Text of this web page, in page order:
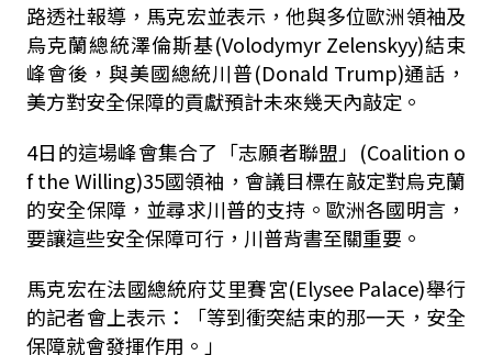
路透社報導，馬克宏並表示，他與多位歐洲領袖及
烏克蘭總統澤倫斯基(Volodymyr Zelenskyy)結束
峰會後，與美國總統川普(Donald Trump)通話，
美方對安全保障的貢獻預計未來幾天內敲定。
4日的這場峰會集合了「志願者聯盟」(Coalition o
f the Willing)35國領袖，會議目標在敲定對烏克蘭
的安全保障，並尋求川普的支持。歐洲各國明言，
要讓這些安全保障可行，川普背書至關重要。
馬克宏在法國總統府艾里賽宮(Elysee Palace)舉行
的記者會上表示：「等到衝突結束的那一天，安全
保障就會發揮作用。」